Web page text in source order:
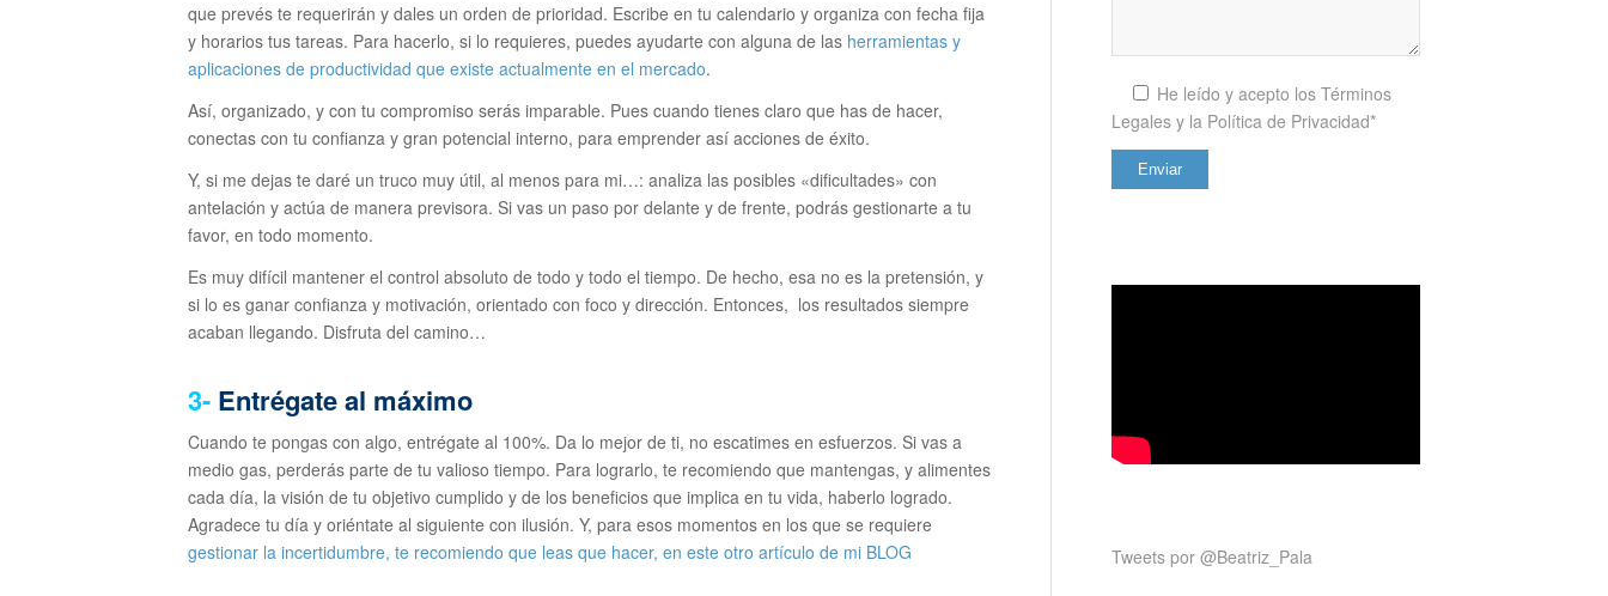
que prevés te requerirán y dales un orden de prioridad. Escribe en tu calendario y organiza con fecha fija
y horarios tus tareas. Para hacerlo, si lo requieres, puedes ayudarte con alguna de las herramientas y
aplicaciones de productividad que existe actualmente en el mercado.
Así, organizado, y con tu compromiso serás imparable. Pues cuando tienes claro que has de hacer,
conectas con tu confianza y gran potencial interno, para emprender así acciones de éxito.
Y, si me dejas te daré un truco muy útil, al menos para mi…: analiza las posibles «dificultades» con
antelación y actúa de manera previsora. Si vas un paso por delante y de frente, podrás gestionarte a tu
favor, en todo momento.
Es muy difícil mantener el control absoluto de todo y todo el tiempo. De hecho, esa no es la pretensión, y
si lo es ganar confianza y motivación, orientado con foco y dirección. Entonces, los resultados siempre
acaban llegando. Disfruta del camino…
3- Entrégate al máximo
Cuando te pongas con algo, entrégate al 100%. Da lo mejor de ti, no escatimes en esfuerzos. Si vas a
medio gas, perderás parte de tu valioso tiempo. Para lograrlo, te recomiendo que mantengas, y alimentes
cada día, la visión de tu objetivo cumplido y de los beneficios que implica en tu vida, haberlo logrado.
Agradece tu día y oriéntate al siguiente con ilusión. Y, para esos momentos en los que se requiere
gestionar la incertidumbre, te recomiendo que leas que hacer, en este otro artículo de mi BLOG
He leído y acepto los Términos
Legales y la Política de Privacidad*
Tweets por @Beatriz_Pala